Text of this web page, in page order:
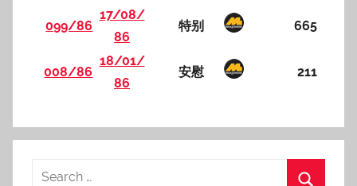
099/86
17/08/
86
特别 665
008/86
18/01/
86
安慰 211